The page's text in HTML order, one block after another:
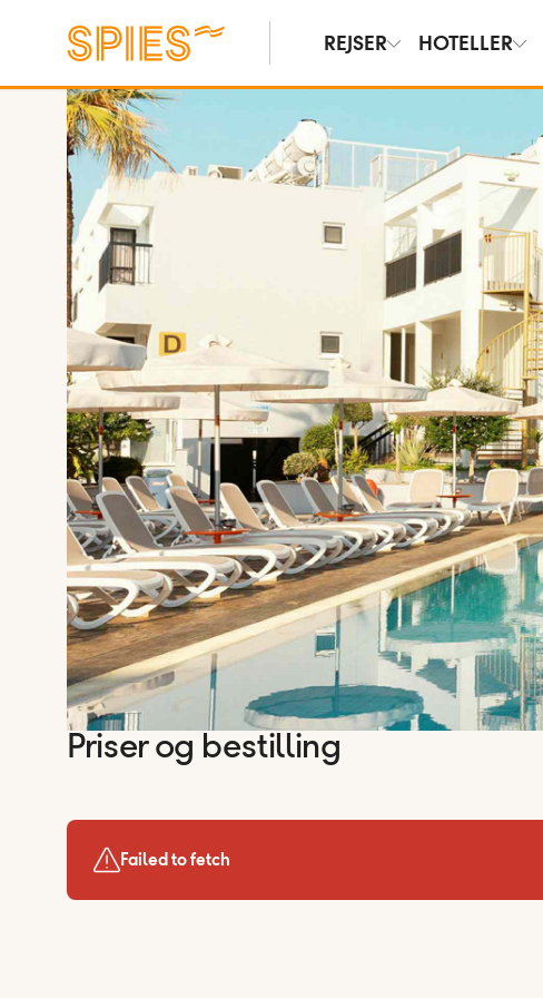
REJSER HOTELLER
Vis billeder
Priser og bestilling
Failed to fetch